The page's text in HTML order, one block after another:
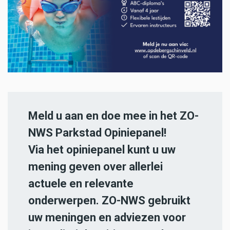
Meld u aan en doe mee in het ZO-
NWS Parkstad Opiniepanel!
Via het opiniepanel kunt u uw
mening geven over allerlei
actuele en relevante
onderwerpen. ZO-NWS gebruikt
uw meningen en adviezen voor